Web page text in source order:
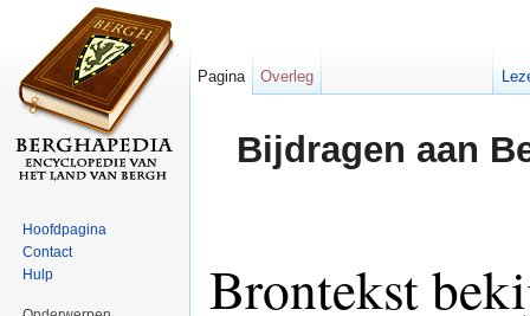
Bijdragen aan
Brontekst
Pagina Overleg
Hoofdpagina
Contact
Hulp